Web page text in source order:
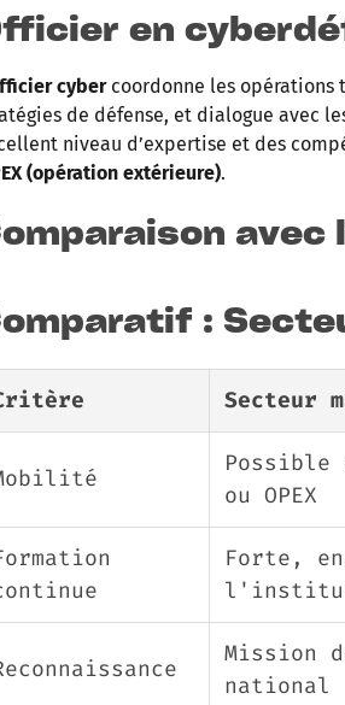
en
cybercoordonne les opérations
de défense, et dialogue avec
niveau d’expertise et des
(opération extérieure).
:
Secteur
Possible
ou OPEX
Forte,
Mission
national